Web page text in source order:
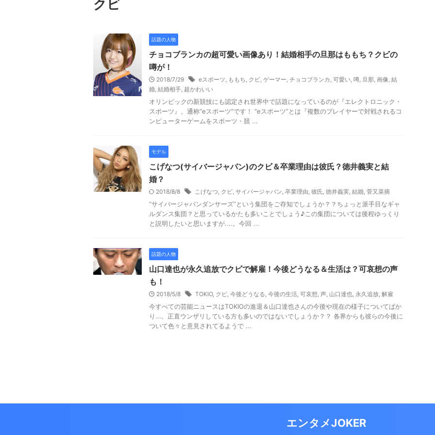
クビ
話題の人物
チョコブランカの超可愛い画像あり！結婚相手の旦那はももち？クビの
噂が！
2018/7/29 eスポーツ, ももち, クビ, ゲーマー, チョコブランカ , 可愛い, 噂, 旦那, 画像, 結
婚, 結婚相手, 超かわいい
オリンピックの新競技にも認定され世界中で話題になっているのが『エレクトロニック・
スポーツ』。通称“eスポーツ”です！ “eスポーツ”とは『複数のプレイヤーで対戦されるコ
ンピューターゲームをスポーツ・競 ...
モデル
こげなつ(サイバージャパン)のクビ＆卒業理由は彼氏？徳井義実と結
婚？
2018/8/8 こげなつ, クビ, サイバージャパン, 卒業理由, 彼氏, 徳井義実, 結婚, 菅又菜摘
“サイバージャパンダンサーズ”という集団をご存知でしょうか？？ちょっと派手目なギャ
ルダンス集団？と思っているかたも多いことでしょう♪この集団については後程ゆっくり
と説明したいと思いますが....。今回 ...
話題の人物
山口達也が永久追放でクビで解雇！今後どうなる＆生活は？可哀想の声
も！
2018/5/8 TOKIO, クビ, 今後どうなる, 今後の生活, 可哀想, 声, 山口達也, 永久追放, 解雇
今すべての芸能ニュースはTOKIOの進退＆山口達也さんの今後や現在の様子についてばか
り...。正直ウンザリしている方も多いのではないでしょうか？？ 各界からも彼らの今後に
ついて色々と意見されてるようで ...
エンタメJOKER